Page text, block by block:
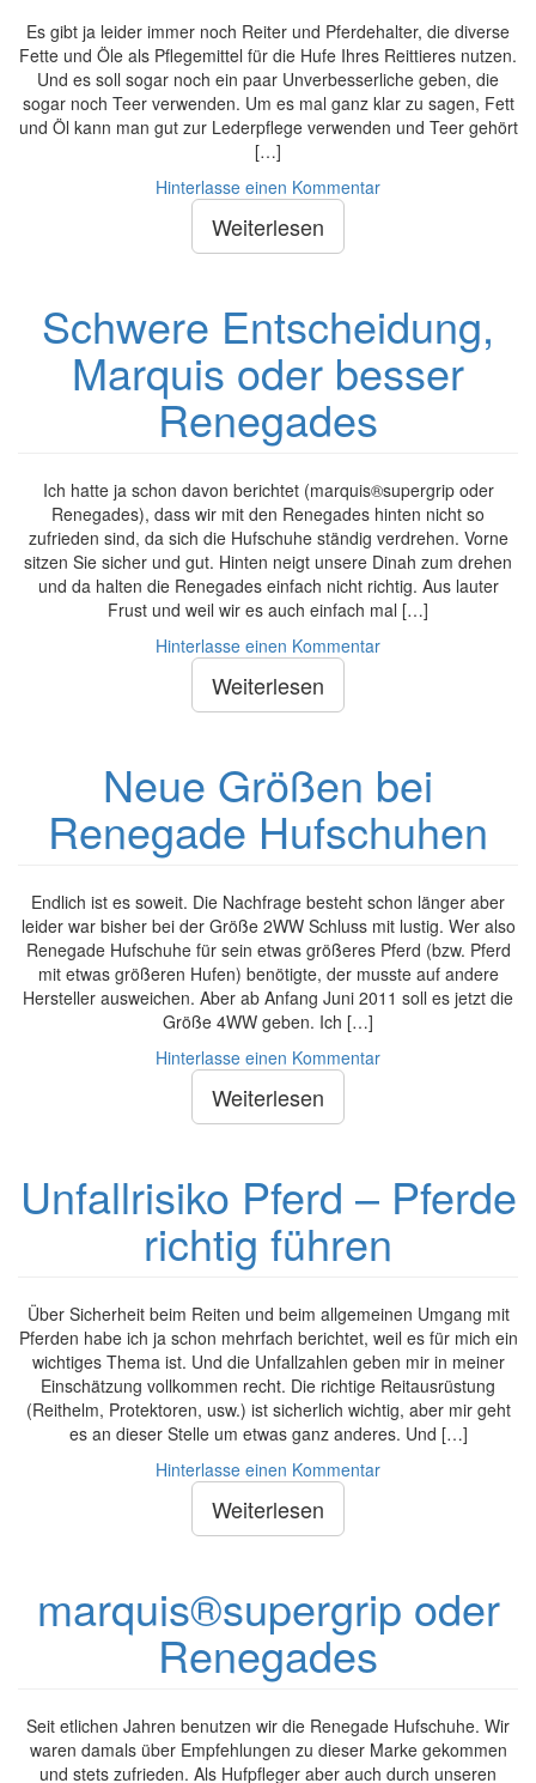
Es gibt ja leider immer noch Reiter und Pferdehalter, die diverse
Fette und Öle als Pflegemittel für die Hufe Ihres Reittieres nutzen.
Und es soll sogar noch ein paar Unverbesserliche geben, die
sogar noch Teer verwenden. Um es mal ganz klar zu sagen, Fett
und Öl kann man gut zur Lederpflege verwenden und Teer gehört
[…]
Hinterlasse einen Kommentar
Weiterlesen
Schwere Entscheidung,
Marquis oder besser
Renegades
Ich hatte ja schon davon berichtet (marquis®supergrip oder
Renegades), dass wir mit den Renegades hinten nicht so
zufrieden sind, da sich die Hufschuhe ständig verdrehen. Vorne
sitzen Sie sicher und gut. Hinten neigt unsere Dinah zum drehen
und da halten die Renegades einfach nicht richtig. Aus lauter
Frust und weil wir es auch einfach mal […]
Hinterlasse einen Kommentar
Weiterlesen
Neue Größen bei
Renegade Hufschuhen
Endlich ist es soweit. Die Nachfrage besteht schon länger aber
leider war bisher bei der Größe 2WW Schluss mit lustig. Wer also
Renegade Hufschuhe für sein etwas größeres Pferd (bzw. Pferd
mit etwas größeren Hufen) benötigte, der musste auf andere
Hersteller ausweichen. Aber ab Anfang Juni 2011 soll es jetzt die
Größe 4WW geben. Ich […]
Hinterlasse einen Kommentar
Weiterlesen
Unfallrisiko Pferd – Pferde
richtig führen
Über Sicherheit beim Reiten und beim allgemeinen Umgang mit
Pferden habe ich ja schon mehrfach berichtet, weil es für mich ein
wichtiges Thema ist. Und die Unfallzahlen geben mir in meiner
Einschätzung vollkommen recht. Die richtige Reitausrüstung
(Reithelm, Protektoren, usw.) ist sicherlich wichtig, aber mir geht
es an dieser Stelle um etwas ganz anderes. Und […]
Hinterlasse einen Kommentar
Weiterlesen
marquis®supergrip oder
Renegades
Seit etlichen Jahren benutzen wir die Renegade Hufschuhe. Wir
waren damals über Empfehlungen zu dieser Marke gekommen
und stets zufrieden. Als Hufpfleger aber auch durch unseren